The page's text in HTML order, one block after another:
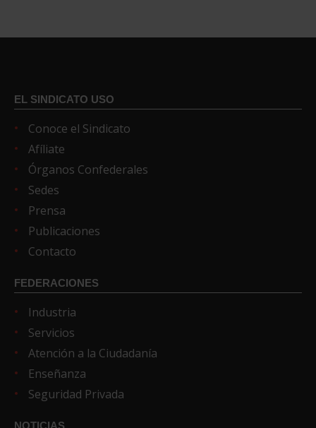
EL SINDICATO USO
Conoce el Sindicato
Afíliate
Órganos Confederales
Sedes
Prensa
Publicaciones
Contacto
FEDERACIONES
Industria
Servicios
Atención a la Ciudadanía
Enseñanza
Seguridad Privada